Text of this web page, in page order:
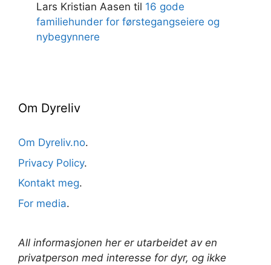
Lars Kristian Aasen til 16 gode
familiehunder for førstegangseiere og
nybegynnere
Om Dyreliv
Om Dyreliv.no.
Privacy Policy.
Kontakt meg.
For media.
All informasjonen her er utarbeidet av en
privatperson med interesse for dyr, og ikke